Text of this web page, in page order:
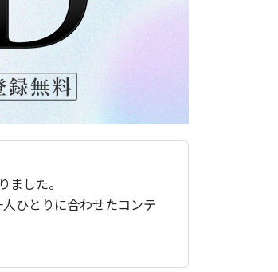
した。
ひとりに合わせたコンテ